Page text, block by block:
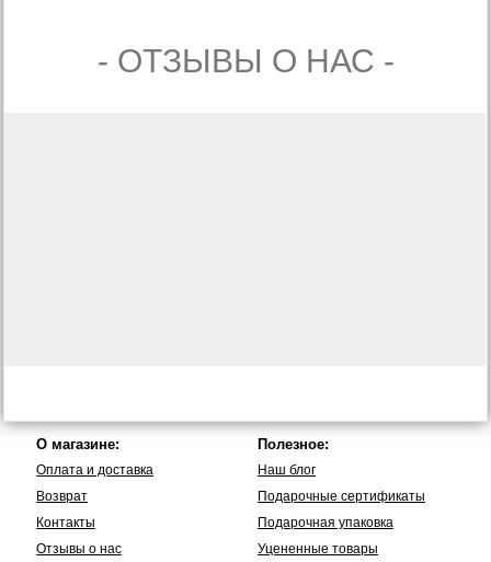
- ОТЗЫВЫ О НАС -
О магазине:
Оплата и доставка
Возврат
Контакты
Отзывы о нас
Полезное:
Наш блог
Подарочные сертификаты
Подарочная упаковка
Уцененные товары